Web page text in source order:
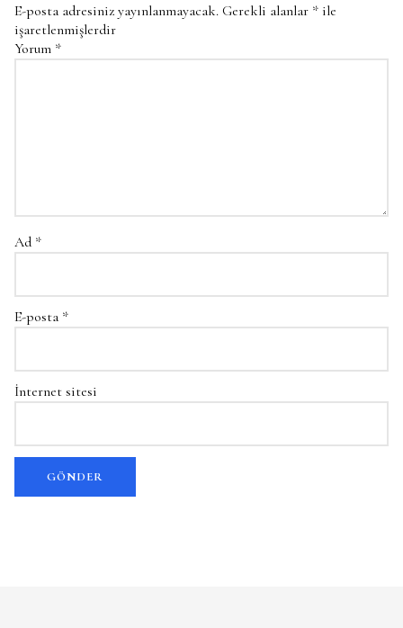
E-posta adresiniz yayınlanmayacak. Gerekli alanlar * ile
işaretlenmişlerdir
Yorum *
Ad *
E-posta *
İnternet sitesi